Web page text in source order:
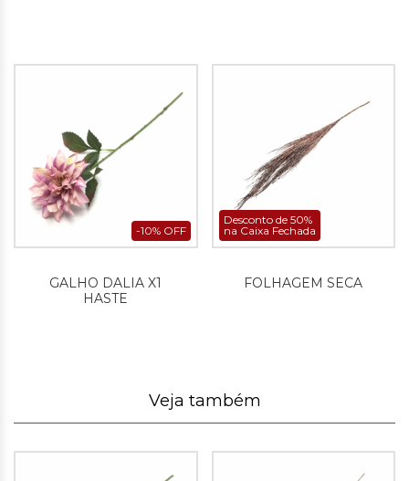
-10% OFF
GALHO DALIA X1
HASTE
Desconto de 50%
na Caixa Fechada
FOLHAGEM SECA
Veja também